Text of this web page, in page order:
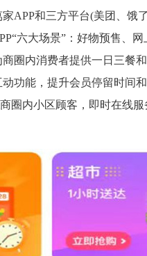
APP和三方平台(美团、饿
六大场景”：好物预售、
圈内消费者提供一日三餐
功能，提升会员停留时间
圈内小区顾客，即时在线